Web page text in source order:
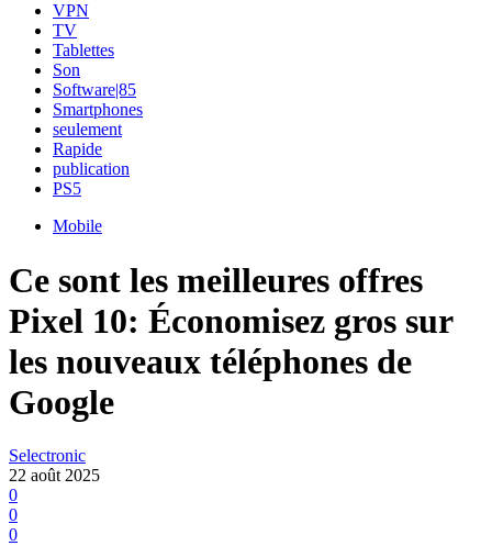
VPN
TV
Tablettes
Son
Software|85
Smartphones
seulement
Rapide
publication
PS5
Mobile
Ce sont les meilleures offres
Pixel 10: Économisez gros sur
les nouveaux téléphones de
Google
Selectronic
22 août 2025
0
0
0